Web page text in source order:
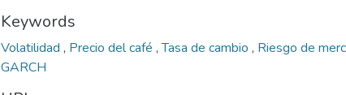
Keywords
Volatilidad , Precio del café ,Tasa de cambio , Riesgo de
GARCH